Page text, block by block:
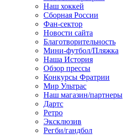
Наш хоккей
Сборная России
Фан-cектор
Новости сайта
Благотворительность
Мини-футбол/Пляжка
Наша История
Обзор прессы
Конкурсы Фратрии
Мир Ультрас
Наш магазин/партнеры
Дартс
Ретро
Эксклюзив
Регби/гандбол